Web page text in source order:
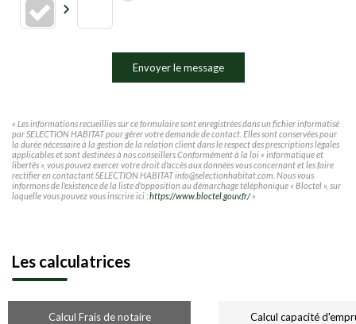
Envoyer le message
« Les informations recueillies sur ce formulaire sont enregistrées dans un fichier informatisé
par SELECTION HABITAT pour gérer votre demande de contact. Elles sont conservées pour
la durée nécessaire à la gestion de la relation client dans le respect des prescriptions légales
applicables et sont destinées à nos conseillers Conformément à la loi « informatique et
libertés », vous pouvez exercer votre droit d'accès aux données vous concernant et les faire
rectifier en contactant SELECTION HABITAT info@selectionhabitat.com. Nous vous
informons de l'existence de la liste d'opposition au démarchage téléphonique « Bloctel », sur
laquelle vous pouvez vous inscrire ici :https://www.bloctel.gouv.fr/»
Les calculatrices
Calcul Frais de notaire Calcul capacité